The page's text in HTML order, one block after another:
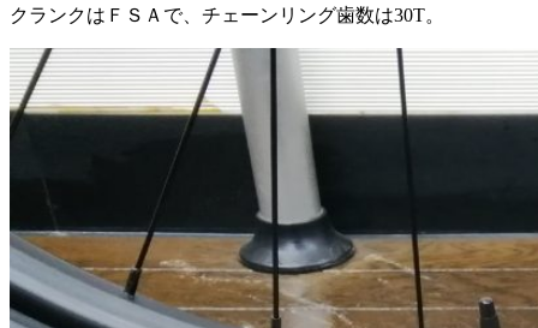
クランクはＦＳＡで、チェーンリング歯数は30T。